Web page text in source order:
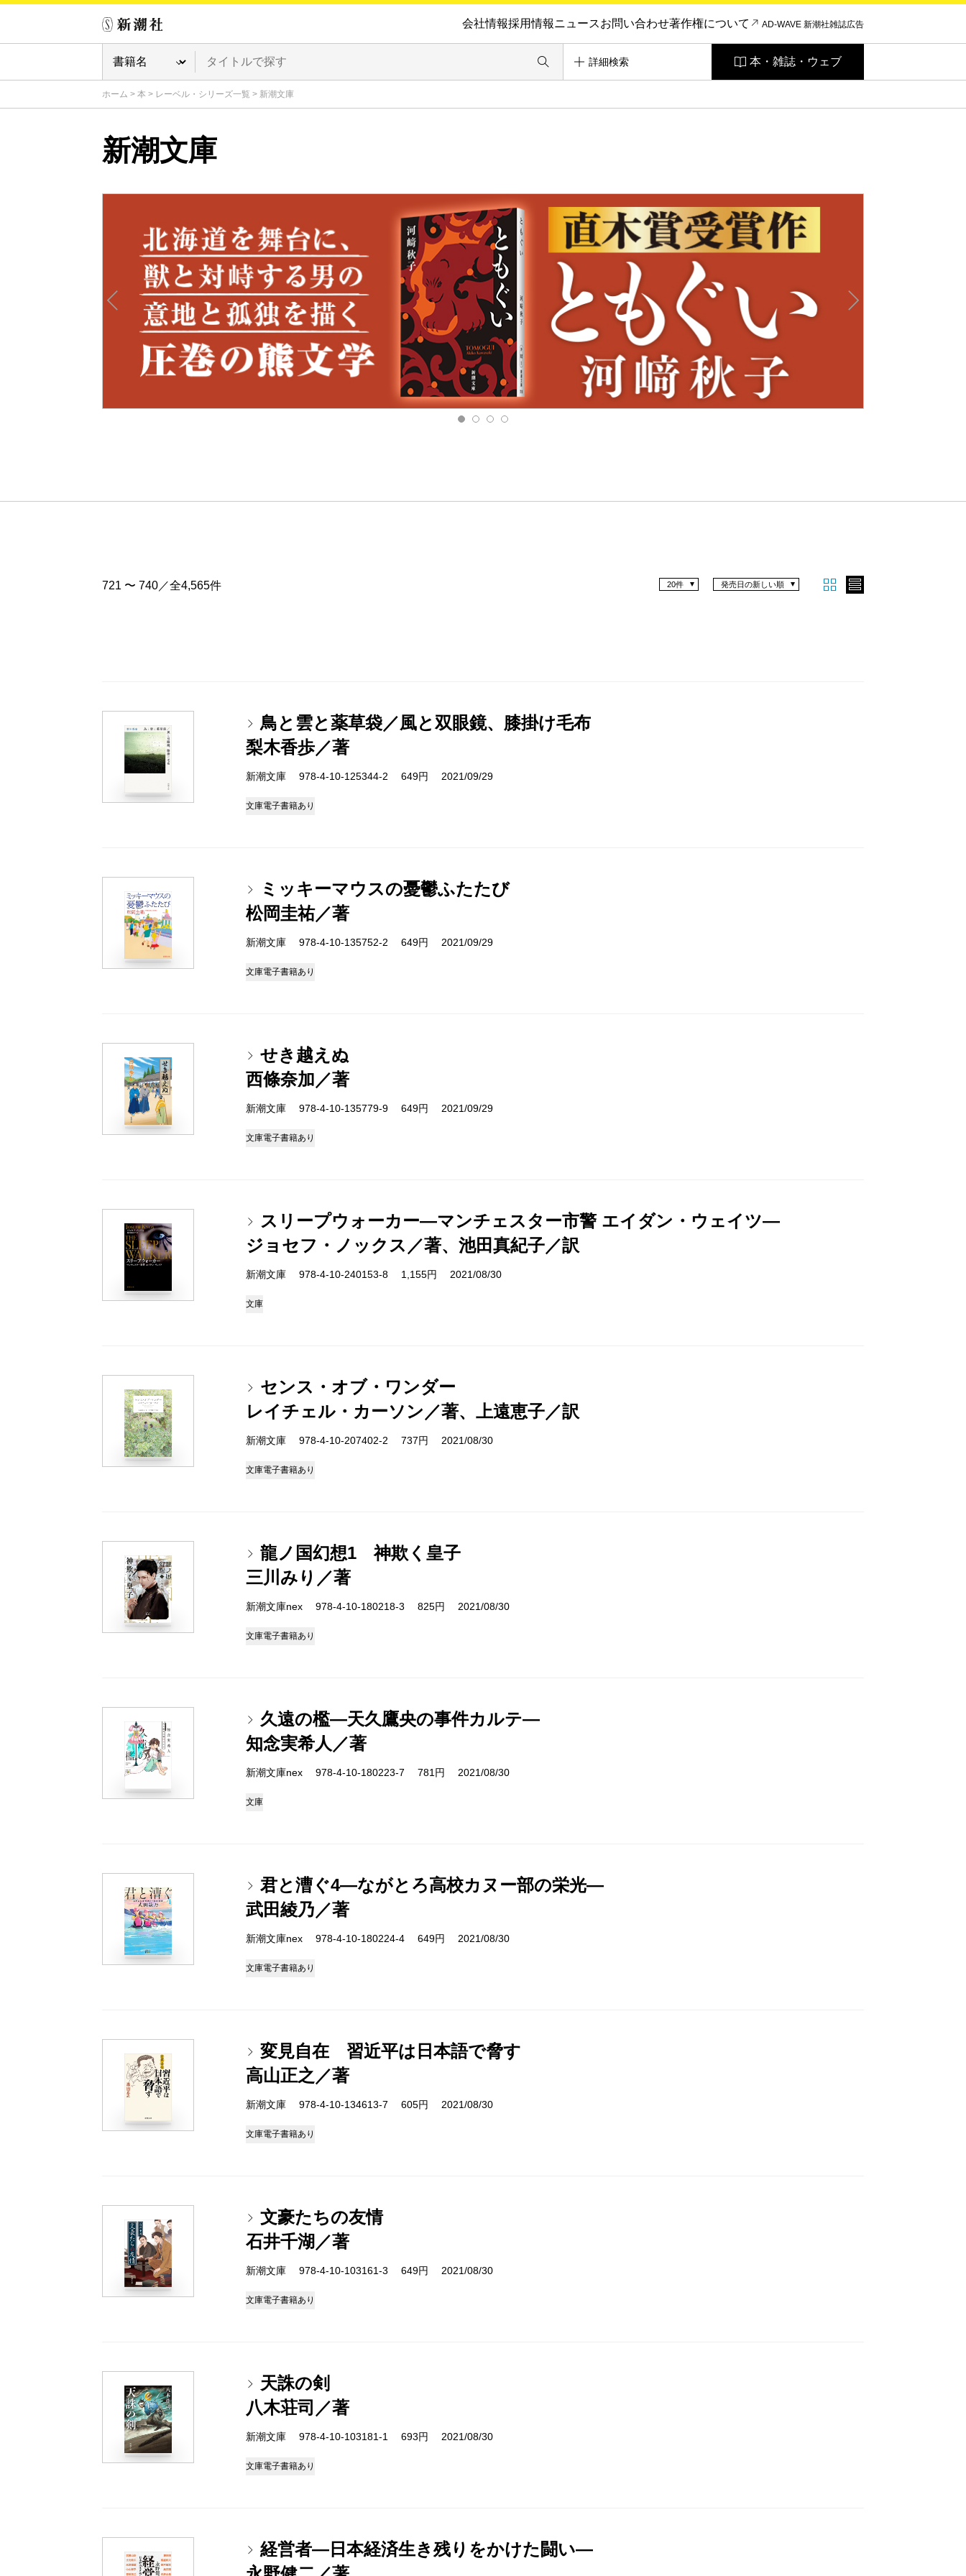
会社情報採用情報ニュースお問い合わせ著作権について AD-WAVE 新潮社雑誌広告
詳細検索 本・雑誌・ウェブ
ホーム > 本 > レーベル・シリーズ一覧 > 新潮文庫
新潮文庫
721 〜 740／全4,565件 発売日の新しい順
20件
鳥と雲と薬草袋／風と双眼鏡、膝掛け毛布
梨木香歩／著
新潮文庫 978-4-10-125344-2 649円 2021/09/29
文庫電子書籍あり
ミッキーマウスの憂鬱ふたたび
松岡圭祐／著
新潮文庫 978-4-10-135752-2 649円 2021/09/29
文庫電子書籍あり
せき越えぬ
西條奈加／著
新潮文庫 978-4-10-135779-9 649円 2021/09/29
文庫電子書籍あり
スリープウォーカー―マンチェスター市警 エイダン・ウェイツ―
ジョセフ・ノックス／著、池田真紀子／訳
新潮文庫 978-4-10-240153-8 1,155円 2021/08/30
文庫
センス・オブ・ワンダー
レイチェル・カーソン／著、上遠恵子／訳
新潮文庫 978-4-10-207402-2 737円 2021/08/30
文庫電子書籍あり
龍ノ国幻想1 神欺く皇子
三川みり／著
新潮文庫nex 978-4-10-180218-3 825円 2021/08/30
文庫電子書籍あり
久遠の檻―天久鷹央の事件カルテ―
知念実希人／著
新潮文庫nex 978-4-10-180223-7 781円 2021/08/30
文庫
君と漕ぐ4―ながとろ高校カヌー部の栄光―
武田綾乃／著
新潮文庫nex 978-4-10-180224-4 649円 2021/08/30
文庫電子書籍あり
変見自在 習近平は日本語で脅す
高山正之／著
新潮文庫 978-4-10-134613-7 605円 2021/08/30
文庫電子書籍あり
文豪たちの友情
石井千湖／著
新潮文庫 978-4-10-103161-3 649円 2021/08/30
文庫電子書籍あり
天誅の剣
八木荘司／著
新潮文庫 978-4-10-103181-1 693円 2021/08/30
文庫電子書籍あり
経営者―日本経済生き残りをかけた闘い―